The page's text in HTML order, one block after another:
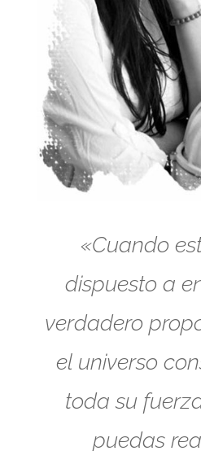
«Cuando
dispuesto a
verdadero
el universo
toda su
puedas